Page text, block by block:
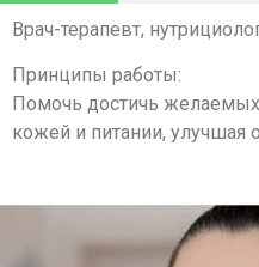
Врач-терапевт,
Принципы работы:
Помочь достичь желаемых
кожей и питании, улучшая